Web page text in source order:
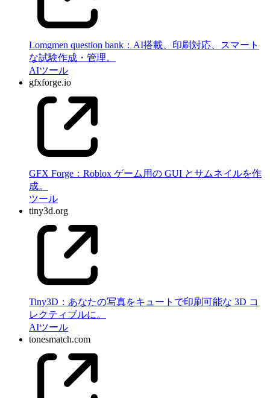
Lomgmen question bank：AI搭載、印刷対応、スマート
な試験作成・管理。
AIツール
gfxforge.io
GFX Forge：Roblox ゲーム用の GUI とサムネイルを作
成。
ツール
tiny3d.org
Tiny3D：あなたの写真をキュートで印刷可能な 3D コ
レクティブルに。
AIツール
tonesmatch.com